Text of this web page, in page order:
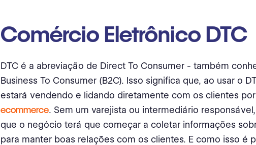
Comércio Eletrônico DTC
DTC é a abreviação de Direct To Consumer - também
Business To Consumer (B2C). Isso significa que, ao usar o
estará vendendo e lidando diretamente com os clientes
ecommerce. Sem um varejista ou intermediário
que o negócio terá que começar a coletar informações
para manter boas relações com os clientes. E como isso é